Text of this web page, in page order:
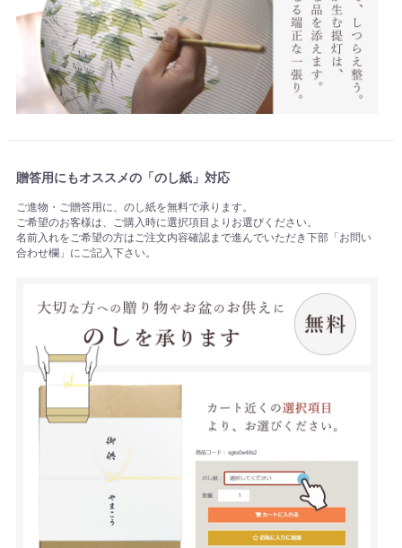
贈答用にもオススメの「のし紙」対応
ご進物・ご贈答用に、のし紙を無料で承ります。
ご希望のお客様は、ご購入時に選択項目よりお選びください。
名前入れをご希望の方はご注文内容確認まで進んでいただき下部「お問い
合わせ欄」にご記入下さい。